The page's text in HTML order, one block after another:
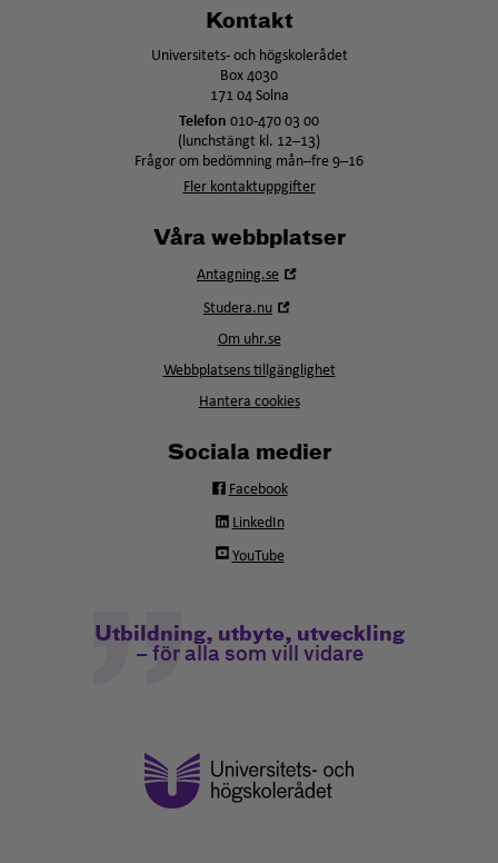
Kontakt
Universitets- och högskolerådet
Box 4030
171 04 Solna
Telefon 010-470 03 00
(lunchstängt kl. 12–13)
Frågor om bedömning mån–fre 9–16
Fler kontaktuppgifter
Våra webbplatser
Antagning.se
Studera.nu
fönster
Om uhr.se
Webbplatsens tillgänglighet
Hantera cookies
Sociala medier
Facebook
LinkedIn
YouTube
Utbildning, utbyte, utveckling
– för alla som vill vidare